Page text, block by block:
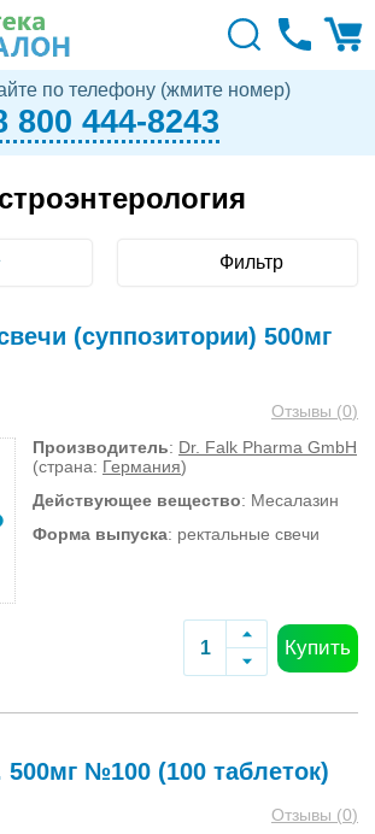
по телефону (жмите номер)
800 444-8243
Фильтр
(суппозитории) 500мг
Отзывы (0)
Производитель: Dr. Falk Pharma GmbH
(страна: Германия)
Действующее вещество: Месалазин
Форма выпуска: ректальные свечи
Купить
500мг №100 (100 таблеток)
Отзывы (0)